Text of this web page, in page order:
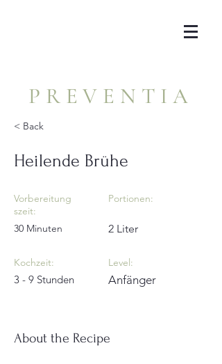
PREVENTIA
< Back
Heilende Brühe
Vorbereitung
szeit:
30 Minuten
Kochzeit:
3 - 9 Stunden
Portionen:
2 Liter
Level:
Anfänger
About the Recipe